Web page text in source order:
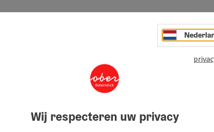
Wij respecteren uw privacy